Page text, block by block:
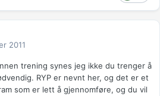
2011
trening synes jeg ikke du trenger å
RYP er nevnt her, og det er et
som er lett å gjennomføre, og du vil